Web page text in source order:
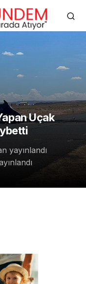
Uçak
yayınlandı
0 Paylaş